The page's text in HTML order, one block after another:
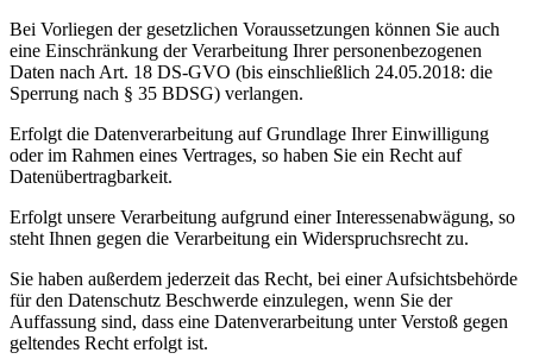
Bei Vorliegen der gesetzlichen Voraussetzungen können Sie auch
eine Einschränkung der Verarbeitung Ihrer personenbezogenen
Daten nach Art. 18 DS-GVO (bis einschließlich 24.05.2018: die
Sperrung nach § 35 BDSG) verlangen.
Erfolgt die Datenverarbeitung auf Grundlage Ihrer Einwilligung
oder im Rahmen eines Vertrages, so haben Sie ein Recht auf
Datenübertragbarkeit.
Erfolgt unsere Verarbeitung aufgrund einer Interessenabwägung, so
steht Ihnen gegen die Verarbeitung ein Widerspruchsrecht zu.
Sie haben außerdem jederzeit das Recht, bei einer Aufsichtsbehörde
für den Datenschutz Beschwerde einzulegen, wenn Sie der
Auffassung sind, dass eine Datenverarbeitung unter Verstoß gegen
geltendes Recht erfolgt ist.